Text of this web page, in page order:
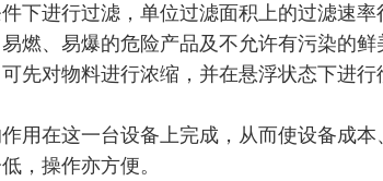
进行过滤，单位过滤面积上的过滤速率
、易爆的危险产品及不允许有污染的鲜
对物料进行浓缩，并在悬浮状态下进行
在这一台设备上完成，从而使设备成本
，操作亦方便。